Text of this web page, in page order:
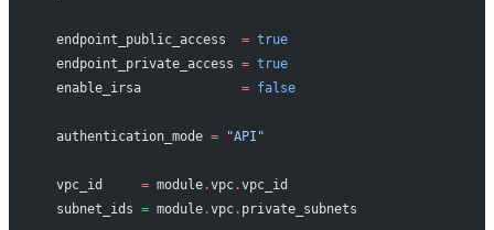
  endpoint_public_access
  =
true
  endpoint_private_access
= true
  enable_irsa
             =
false
  authentication_mode
= "API"
  vpc_id
     =
module.vpc.vpc_id
  subnet_ids
= module.vpc. private_subnets